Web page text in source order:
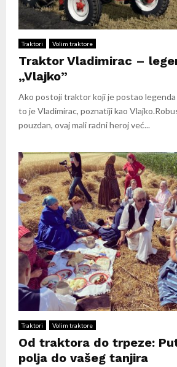
Traktori Volim traktore
Traktor Vladimirac –
„Vlajko”
Ako postoji traktor koji je postao legenda
to je Vladimirac, poznatiji kao
pouzdan, ovaj mali radni heroj već...
Traktori Volim traktore
Od traktora do trpeze:
polja do vašeg tanjira